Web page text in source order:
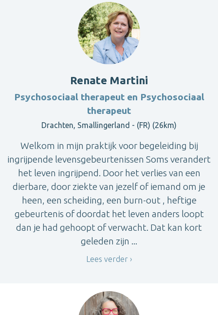
Renate Martini
Psychosociaal therapeut en Psychosociaal
therapeut
Drachten, Smallingerland - (FR) (26km)
Welkom in mijn praktijk voor begeleiding bij
ingrijpende levensgebeurtenissen Soms verandert
het leven ingrijpend. Door het verlies van een
dierbare, door ziekte van jezelf of iemand om je
heen, een scheiding, een burn-out , heftige
gebeurtenis of doordat het leven anders loopt
dan je had gehoopt of verwacht. Dat kan kort
geleden zijn ...
Lees verder